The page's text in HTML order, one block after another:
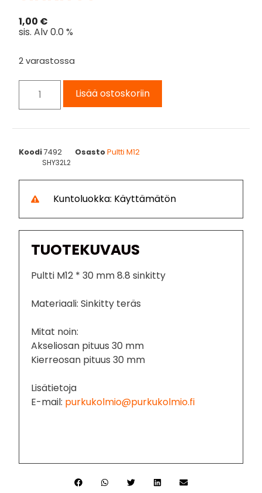
1,00 €
sis. Alv 0.0 %
2 varastossa
Lisää ostoskoriin
Koodi7492 OsastoPultti M12
SHY32L2
Kuntoluokka: Käyttämätön
TUOTEKUVAUS
Pultti M12 * 30 mm 8.8 sinkitty
Materiaali: Sinkitty teräs
Mitat noin:
Akseliosan pituus 30 mm
Kierreosan pituus 30 mm
Lisätietoja
E-mail: purkukolmio@purkukolmio.fi